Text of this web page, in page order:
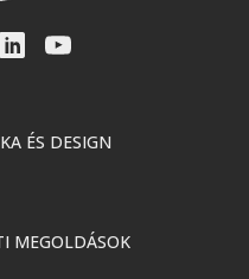
ÉS DESIGN
MEGOLDÁSOK